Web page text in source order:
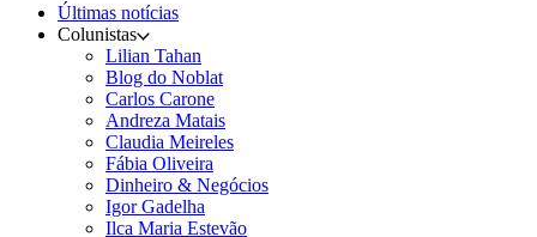
Últimas notícias
Colunistas
Lilian Tahan
Blog do Noblat
Carlos Carone
Andreza Matais
Claudia Meireles
Fábia Oliveira
Dinheiro & Negócios
Igor Gadelha
Ilca Maria Estevão